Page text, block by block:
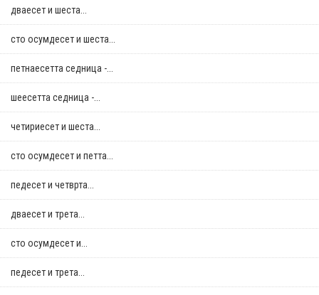
дваесет и шеста...
сто осумдесет и шеста...
петнаесетта седница -...
шеесетта седница -...
четириесет и шеста...
сто осумдесет и петта...
педесет и четврта...
дваесет и трета...
сто осумдесет и...
педесет и трета...